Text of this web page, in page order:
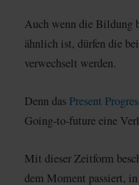
Auch wenn die Bildung
ähnlich ist, dürfen die
verwechselt werden.
Denn das Present
Going-to-future eine
Mit dieser Zeitform
dem Moment passiert,